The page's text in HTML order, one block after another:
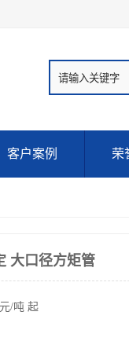
客户案例 荣
大口径方矩管
元/吨 起